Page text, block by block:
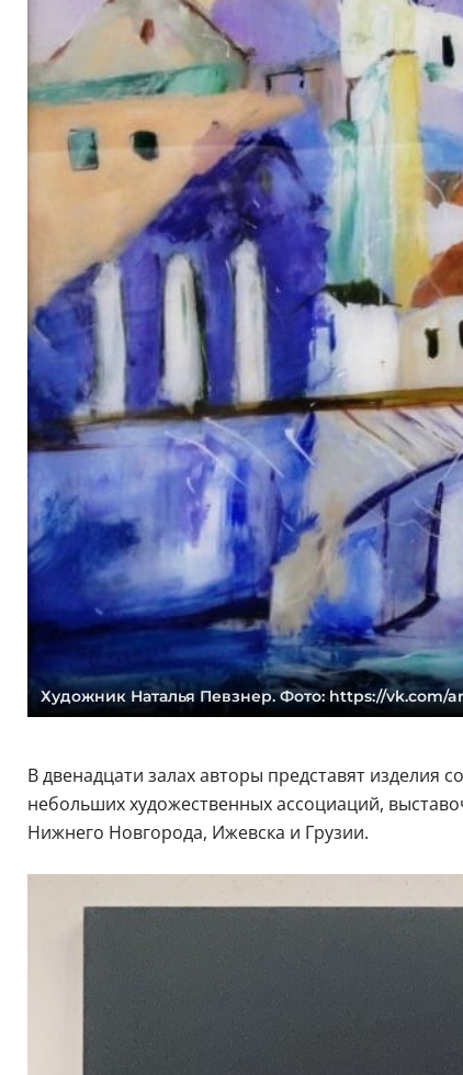
Художник Наталья Певзнер. Фото: https://vk.com/
В двенадцати залах авторы представят изделия
небольших художественных ассоциаций,
Нижнего Новгорода, Ижевска и Грузии.